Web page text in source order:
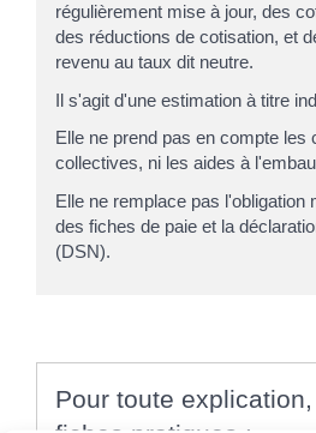
régulièrement mise à jour, des
des réductions de cotisation, et
revenu au taux dit neutre.
Il s'agit d'une estimation à titre
Elle ne prend pas en compte les
collectives, ni les aides à
Elle ne remplace pas l'obligation
des fiches de paie et la
(DSN).
Pour toute